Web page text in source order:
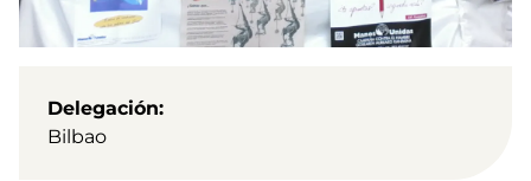
Delegación
Bilbao